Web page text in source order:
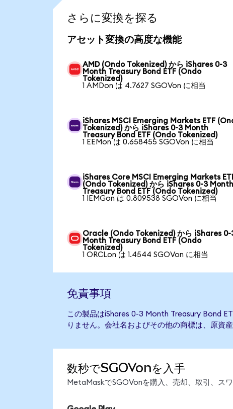
さらに変換を探る
アセット変換の高度な機能
AMD (Ondo Tokenized) から iShares 0-3
Month Treasury Bond ETF (Ondo
Tokenized)
1 AMDon は 4.7627 SGOVon に相当
iShares MSCI Emerging Markets ETF
Tokenized) から iShares 0-3 Month
Treasury Bond ETF (Ondo Tokenized)
1 EEMon は 0.658455 SGOVon に相当
iShares Core MSCI Emerging Markets
(Ondo Tokenized) から iShares 0-3 Month
Treasury Bond ETF (Ondo Tokenized)
1 IEMGon は 0.809538 SGOVon に相当
Oracle (Ondo Tokenized) から iShares 0-
Month Treasury Bond ETF (Ondo
Tokenized)
1 ORCLon は 1.4544 SGOVon に相当
免責事項
この製品はiShares 0-3 Month Treasury Bond
りません。会社名およびその他の商標は、原資
数秒でSGOVonを入手
MetaMaskでSGOVonを購入、売却、取引、ス